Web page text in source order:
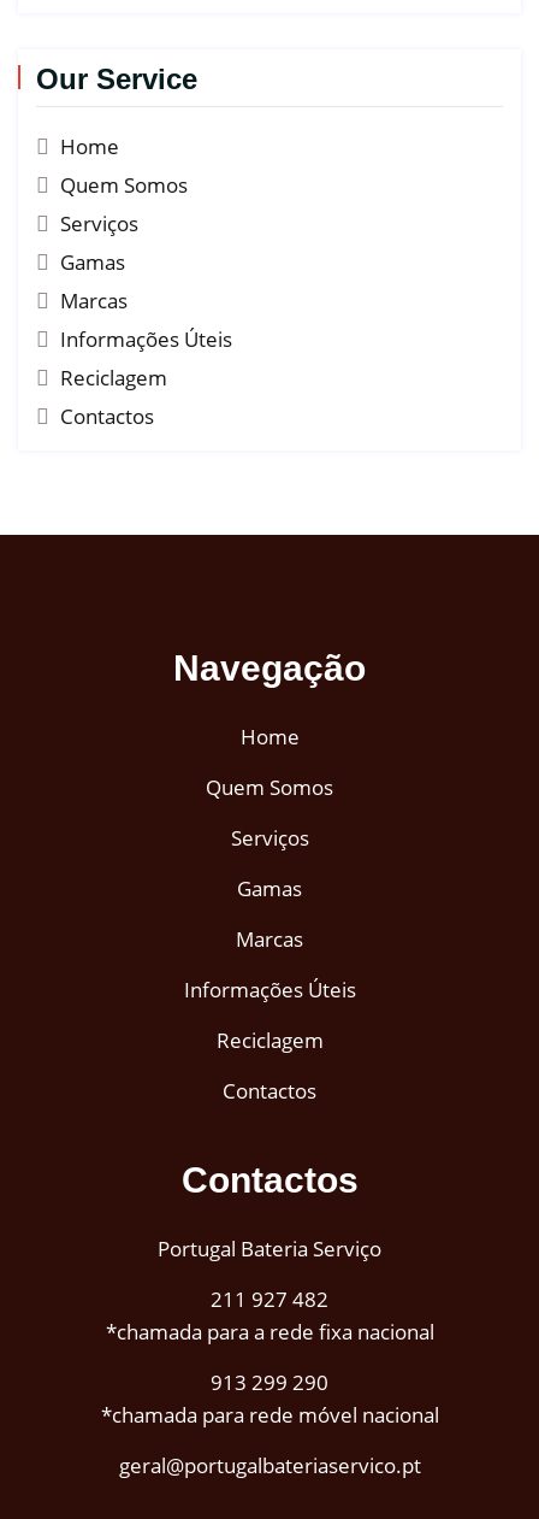
Our Service
Home
Quem Somos
Serviços
Gamas
Marcas
Informações Úteis
Reciclagem
Contactos
Navegação
Home
Quem Somos
Serviços
Gamas
Marcas
Informações Úteis
Reciclagem
Contactos
Contactos
Portugal Bateria Serviço
211 927 482
*chamada para a rede fixa nacional
913 299 290
*chamada para rede móvel nacional
geral@portugalbateriaservico.pt